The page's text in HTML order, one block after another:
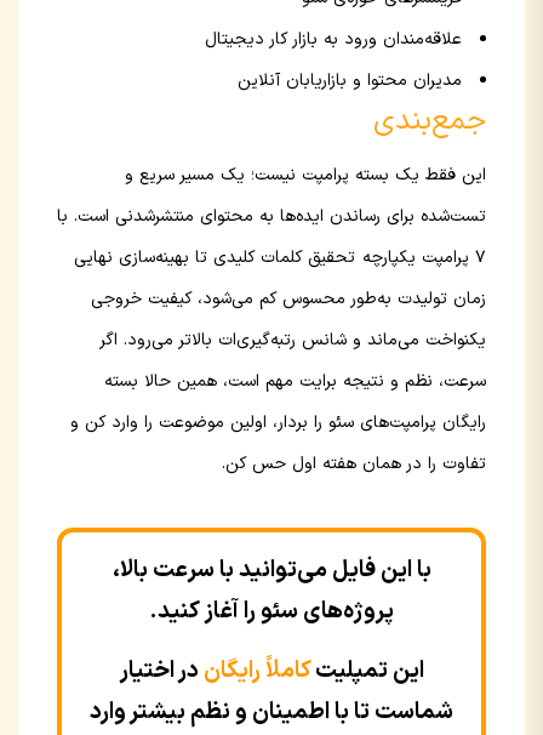
علاقه‌مندان ورود به بازار کار دیجیتال
مدیران محتوا و بازاریابان آنلاین
جمع‌بندی
این فقط یک بسته پرامپت نیست؛ یک مسیر سریع و
تست‌شده برای رساندن ایده‌ها به محتوای منتشرشدنی است. با
۷ پرامپت یکپارچه تحقیق کلمات کلیدی تا بهینه‌سازی نهایی
زمان تولیدت به‌طور محسوس کم می‌شود، کیفیت خروجی
یکنواخت می‌ماند و شانس رتبه‌گیری‌ات بالاتر می‌رود. اگر
سرعت، نظم و نتیجه برایت مهم است، همین حالا بسته
رایگان پرامپت‌های سئو را بردار، اولین موضوعت را وارد کن و
تفاوت را در همان هفته اول حس کن.
با این فایل می‌توانید با سرعت بالا،
پروژه‌های سئو را آغاز کنید.
این تمپلیتکاملاً رایگان در اختیار
شماست تا با اطمینان و نظم بیشتر وارد